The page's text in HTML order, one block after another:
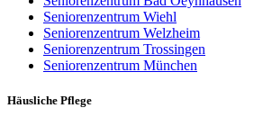
Seniorenzentrum Wiehl
Seniorenzentrum Welzheim
Seniorenzentrum Trossingen
Seniorenzentrum München
Häusliche Pflege